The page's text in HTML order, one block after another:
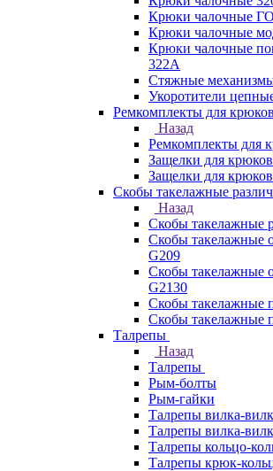
Крюки чалочные
Крюки чалочные
Крюки чалочные
322А
Стяжные
Укоротители
Ремкомплекты для крюков
Назад
Ремкомплекты для
Защелки для
Защелки для
Скобы такелажные
Назад
Скобы такелажные
Скобы такелажные
G209
Скобы такелажные
G2130
Скобы такелажные
Скобы такелажные
Талрепы
Назад
Талрепы
Рым-болты
Рым-гайки
Талрепы вилка-
Талрепы вилка-
Талрепы кольцо-
Талрепы крюк-